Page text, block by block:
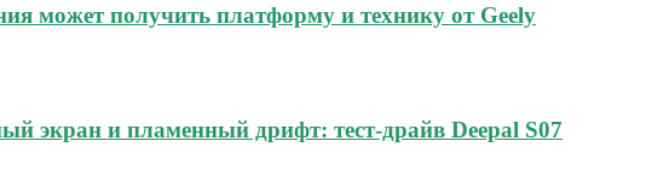
может получить платформу и технику от Geely
экран и пламенный дрифт: тест-драйв Deepal S07